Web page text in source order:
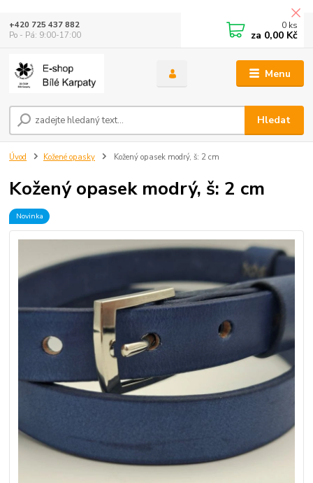
Menu
Hledat
+420 725 437 882
Po - Pá: 9:00-17:00
0 ks
za 0,00 Kč
Úvod Kožené opasky Kožený opasek modrý, š: 2 cm
Kožený opasek modrý, š: 2 cm
Novinka